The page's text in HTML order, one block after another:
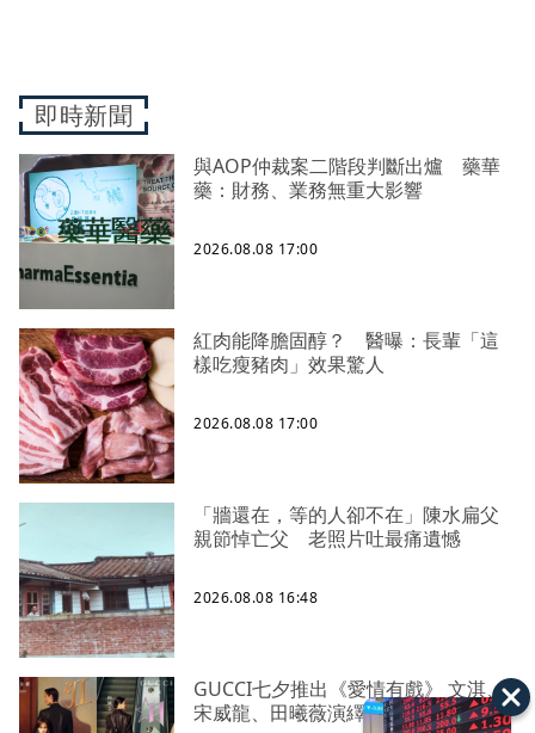
即時新聞
與AOP仲裁案二階段判斷出爐 藥華
藥：財務、業務無重大影響
2026.08.08 17:00
紅肉能降膽固醇？ 醫曝：長輩「這
樣吃瘦豬肉」效果驚人
2026.08.08 17:00
「牆還在，等的人卻不在」陳水扁父
親節悼亡父 老照片吐最痛遺憾
2026.08.08 16:48
GUCCI七夕推出《愛情有戲》 文淇、
宋威龍、田曦薇演繹愛情三重奏